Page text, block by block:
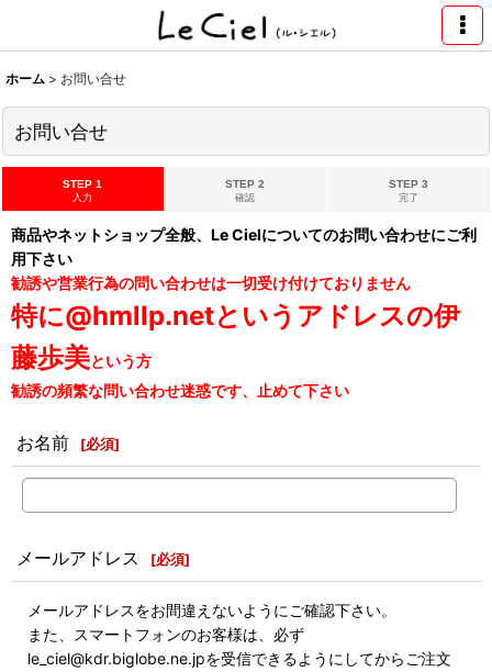
ホーム > お問い合せ
お問い合せ
STEP 1
入力
STEP 2
確認
STEP 3
完了
商品やネットショップ全般、Le Cielについてのお問い合わせにご利
用下さい
勧誘や営業行為の問い合わせは一切受け付けておりません
特に@hmllp.netというアドレスの伊
藤歩美という方
勧誘の頻繁な問い合わせ迷惑です、止めて下さい
お名前 [必須]
メールアドレス [必須]
メールアドレスをお間違えないようにご確認下さい。
また、スマートフォンのお客様は、必ず
le_ciel@kdr.biglobe.ne.jpを受信できるようにしてからご注文